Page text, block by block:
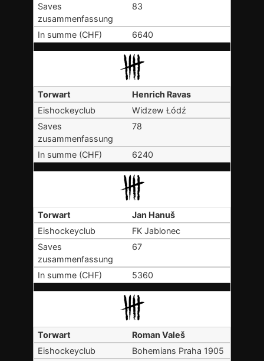
83
6640
Henrich Ravas
Widzew Łódź
78
6240
Jan Hanuš
FK Jablonec
67
5360
Roman Valeš
Bohemians Praha 1905